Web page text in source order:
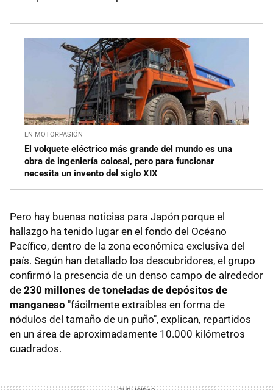
EN MOTORPASIÓN
El volquete eléctrico más grande del mundo es una
obra de ingeniería colosal, pero para funcionar
necesita un invento del siglo XIX
Pero hay buenas noticias para Japón porque el
hallazgo ha tenido lugar en el fondo del Océano
Pacífico, dentro de la zona económica exclusiva del
país. Según han detallado los descubridores, el grupo
confirmó la presencia de un denso campo de alrededor
de 230 millones de toneladas de depósitos de
manganeso "fácilmente extraíbles en forma de
nódulos del tamaño de un puño", explican, repartidos
en un área de aproximadamente 10.000 kilómetros
cuadrados.